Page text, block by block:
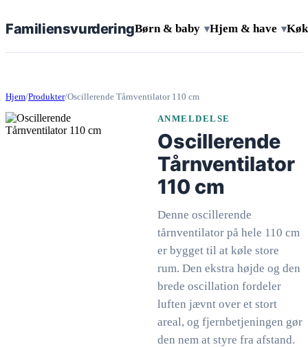
FamiliensvurderingBørn & baby ▾Hjem & have ▾
Hjem/Produkter/Oscillerende Tårnventilator 110 cm
ANMELDELSE
Oscillerende
Tårnventilator
110 cm
Denne oscillerende
tårnventilator på hele 110 cm
er bygget til at køle store
rum. Den ekstra højde og den
brede oscillation fordeler
luften jævnt over et stort
areal, og fjernbetjeningen gør
den nem at styre fra afstand.